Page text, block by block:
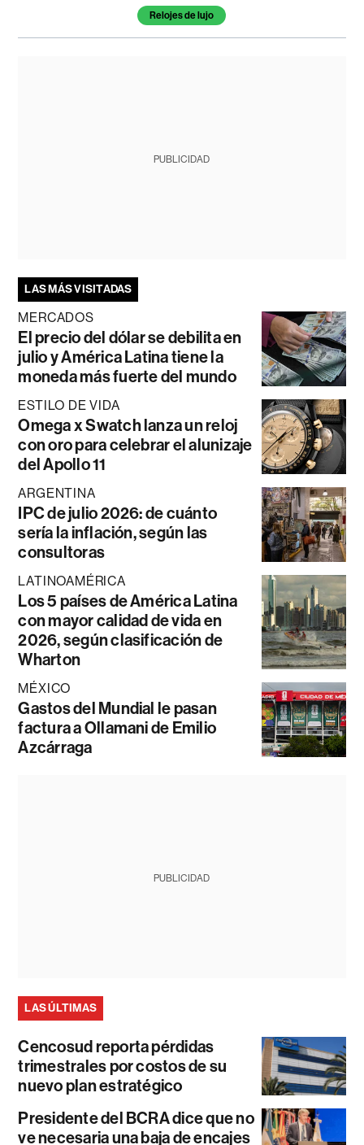
Relojes de lujo
PUBLICIDAD
LAS MÁS VISITADAS
MERCADOS
El precio del dólar se debilita en
julio y América Latina tiene la
moneda más fuerte del mundo
ESTILO DE VIDA
Omega x Swatch lanza un reloj
con oro para celebrar el alunizaje
del Apollo 11
ARGENTINA
IPC de julio 2026: de cuánto
sería la inflación, según las
consultoras
LATINOAMÉRICA
Los 5 países de América Latina
con mayor calidad de vida en
2026, según clasificación de
Wharton
MÉXICO
Gastos del Mundial le pasan
factura a Ollamani de Emilio
Azcárraga
PUBLICIDAD
LAS ÚLTIMAS
Cencosud reporta pérdidas
trimestrales por costos de su
nuevo plan estratégico
Presidente del BCRA dice que no
ve necesaria una baja de encajes